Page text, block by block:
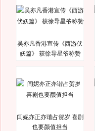
吴亦凡香港宣传《西游伏
妖篇》 获徐导星爷称赞
闫妮亦正亦谐占贺岁 喜剧
也要颜值担当